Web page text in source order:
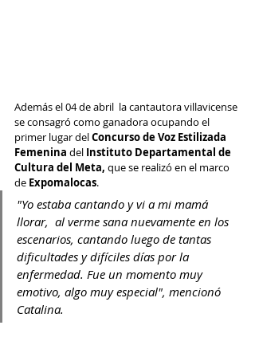
Además el 04 de abril  la cantautora villavicense
se consagró como ganadora ocupando el
primer lugar del Concurso de Voz Estilizada
Femenina del Instituto Departamental de
Cultura del Meta, que se realizó en el marco
de Expomalocas.
"Yo estaba cantando y vi a mi mamá
llorar,  al verme sana nuevamente en los
escenarios, cantando luego de tantas
dificultades y difíciles días por la
enfermedad. Fue un momento muy
emotivo, algo muy especial", mencionó
Catalina.